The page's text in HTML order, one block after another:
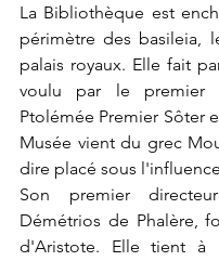
La Bibliothèque est
périmètre des basileia,
palais royaux. Elle fait
voulu par le premier
Ptolémée Premier Sôter
Musée vient du grec
dire placé sous
Son premier
Démétrios de Phalère,
d'Aristote. Elle tient